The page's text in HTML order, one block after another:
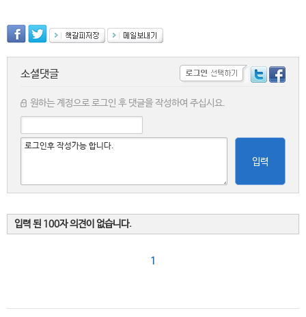
소셜댓글
원하는 계정으로 로그인 후 댓글을 작성하여 주십시요.
입력
입력 된 100자 의견이 없습니다.
1